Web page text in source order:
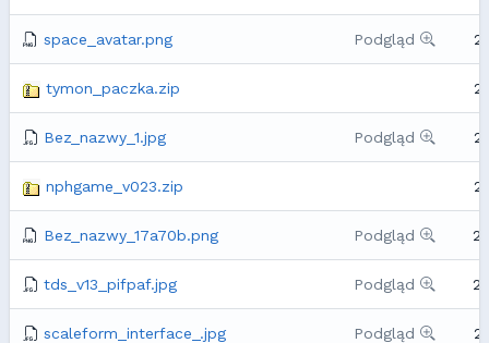
space_avatar.png Podgląd
tymon_paczka.zip
Bez_nazwy_1.jpg Podgląd
nphgame_v023.zip
Bez_nazwy_17a70b.png Podgląd
tds_v13_pifpaf.jpg Podgląd
scaleform_interface_.jpg Podgląd